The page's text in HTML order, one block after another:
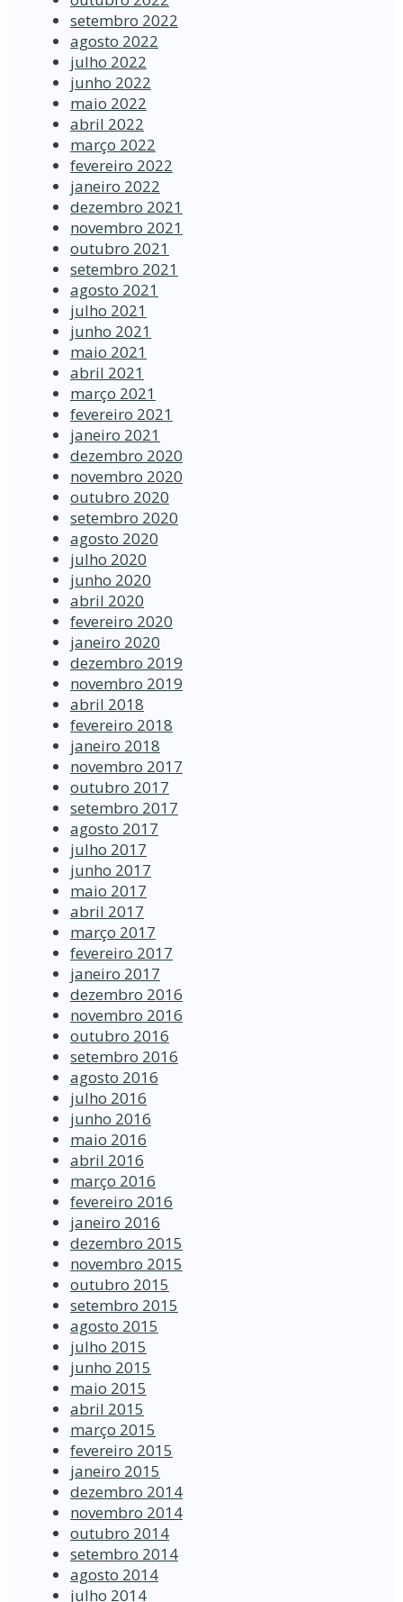
setembro 2022
agosto 2022
julho 2022
junho 2022
maio 2022
abril 2022
março 2022
fevereiro 2022
janeiro 2022
dezembro 2021
novembro 2021
outubro 2021
setembro 2021
agosto 2021
julho 2021
junho 2021
maio 2021
abril 2021
março 2021
fevereiro 2021
janeiro 2021
dezembro 2020
novembro 2020
outubro 2020
setembro 2020
agosto 2020
julho 2020
junho 2020
abril 2020
fevereiro 2020
janeiro 2020
dezembro 2019
novembro 2019
abril 2018
fevereiro 2018
janeiro 2018
novembro 2017
outubro 2017
setembro 2017
agosto 2017
julho 2017
junho 2017
maio 2017
abril 2017
março 2017
fevereiro 2017
janeiro 2017
dezembro 2016
novembro 2016
outubro 2016
setembro 2016
agosto 2016
julho 2016
junho 2016
maio 2016
abril 2016
março 2016
fevereiro 2016
janeiro 2016
dezembro 2015
novembro 2015
outubro 2015
setembro 2015
agosto 2015
julho 2015
junho 2015
maio 2015
abril 2015
março 2015
fevereiro 2015
janeiro 2015
dezembro 2014
novembro 2014
outubro 2014
setembro 2014
agosto 2014
julho 2014